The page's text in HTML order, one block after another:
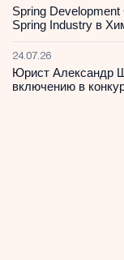
Spring
Spring Industry в
24.07.26
Юрист Александр
включению в